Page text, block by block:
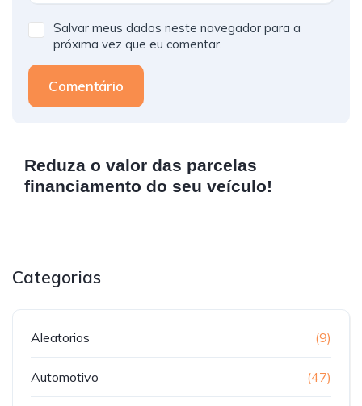
Salvar meus dados neste navegador para a
próxima vez que eu comentar.
Comentário
Reduza o valor das parcelas
financiamento do seu veículo!
Categorias
Aleatorios (9)
Automotivo (47)